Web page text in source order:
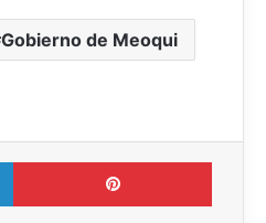
Gobierno de Meoqui
LinkedIn Pinterest